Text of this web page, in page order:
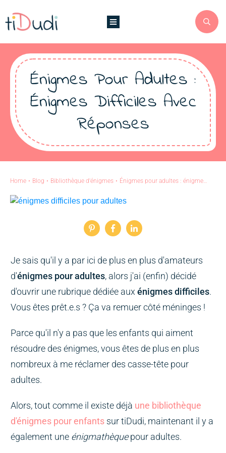
Énigmes Pour Adultes :
Énigmes Difficiles Avec
Réponses
Home • Blog • Bibliothèque d'énigmes • Énigmes pour adultes : énigmes difficiles avec réponses
Je sais qu'il y a par ici de plus en plus d'amateurs
d'énigmes pour adultes, alors j'ai (enfin) décidé
d'ouvrir une rubrique dédiée aux énigmes difficiles.
Vous êtes prêt.e.s ? Ça va remuer côté méninges !
Parce qu'il n'y a pas que les enfants qui aiment
résoudre des énigmes, vous êtes de plus en plus
nombreux à me réclamer des casse-tête pour
adultes.
Alors, tout comme il existe déjà une bibliothèque
d'énigmes pour enfants sur tiDudi, maintenant il y a
également une énigmathèquepour adultes.